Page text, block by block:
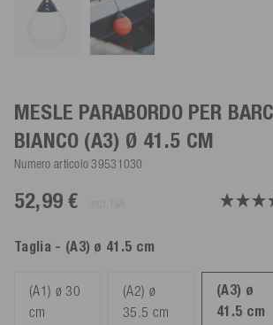
MESLE PARABORDO PER
BIANCO (A3) Ø 41.5 CM
Numero articolo 39531030
52,99 €
Taglia - (A3) ø 41.5 cm
(A1) ø 30
cm
(A2) ø
35.5 cm
(A3) ø
41.5 cm